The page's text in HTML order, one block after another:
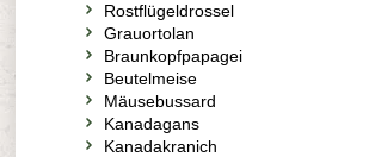
Rostflügeldrossel
Grauortolan
Braunkopfpapagei
Beutelmeise
Mäusebussard
Kanadagans
Kanadakranich